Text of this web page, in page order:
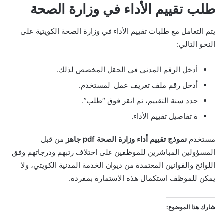
طلب تقييم الأداء في وزارة الصحة
يتم التعامل مع طلبات تقييم الأداء في وزارة الصحة الكويتية على
النحو التالي:
أدخل الرقم المدني في الحقل المخصص لذلك.
أدخل رقم ملف تعريف عمل المستخدم.
حدد سنة التقييم، ثم انقر فوق “طلب”.
ة تفاصيل تقييم الأداء.
مستخدم نموذج تقييم أداء وزارة الصحة pdf جاهز
من قبل
المسؤولين المباشرين للموظفين على اختلاف رتبهم ودرجاتهم وفق
اللوائح والقوانين المعتمدة من ديوان الخدمة المدنية الكويتي، ولا
يمكن للموظف استكمال هذه الاستمارة بمفرده.
شارك هذا الموضوع: